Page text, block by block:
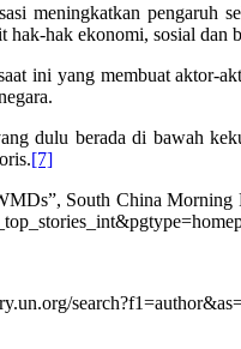
meningkatkan
hak-hak ekonomi, sosial dan
ini yang membuat aktor-
dulu berada di bawah
[7]
South China